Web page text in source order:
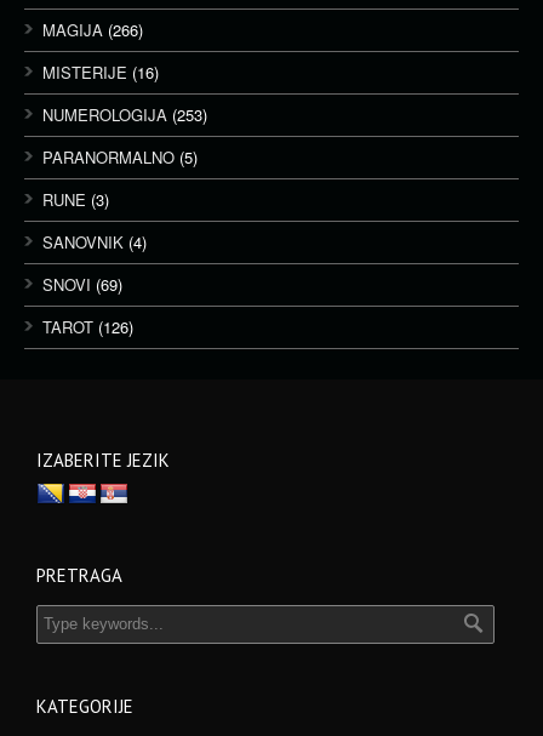
MAGIJA (266)
MISTERIJE (16)
NUMEROLOGIJA (253)
PARANORMALNO (5)
RUNE (3)
SANOVNIK (4)
SNOVI (69)
TAROT (126)
IZABERITE JEZIK
PRETRAGA
KATEGORIJE